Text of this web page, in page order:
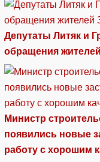
Депутаты Литяк и
обращения
Министр
появились новые
работу с хорошим